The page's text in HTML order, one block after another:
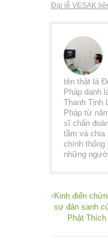
Đại lễ VESAK
tên thật là
Pháp danh
Thanh Tịnh
Pháp từ
sĩ chẩn
tầm và chia
chính
những
Kinh điển
sự đản sanh
Phật Thích